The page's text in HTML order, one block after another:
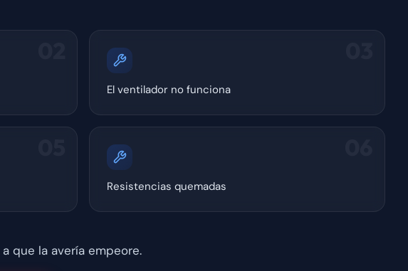
El ventilador no funciona
Resistencias quemadas
que la avería empeore.